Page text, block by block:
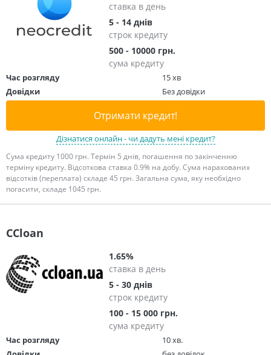
ставка в день
5 - 14 днів
строк кредиту
500 - 10000 грн.
сума кредиту
Час розгляду
15 хв
Довідки
Без довідки
Отримати кредит!
Дізнатися онлайн - чи дадуть мені кредит?
Сума кредиту 1000 грн. Термін 5 днів, погашення по закінченню
терміну кредиту. Відсоткова ставка 0.9% на добу. Сума нарахованих
відсотків (переплата) складе 45 грн. Загальна сума, яку необхідно
погасити, складе 1045 грн.
CCloan
1.65%
ставка в день
5 - 30 днів
строк кредиту
100 - 15 000 грн.
сума кредиту
Час розгляду
10 хв.